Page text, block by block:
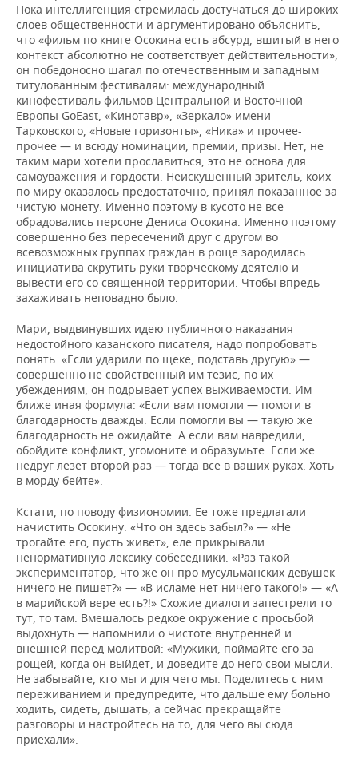
Пока интеллигенция стремилась достучаться до широких
слоев общественности и аргументировано объяснить,
что «фильм по книге Осокина есть абсурд, вшитый в него
контекст абсолютно не соответствует действительности»,
он победоносно шагал по отечественным и западным
титулованным фестивалям: международный
кинофестиваль фильмов Центральной и Восточной
Европы GoEast, «Кинотавр», «Зеркало» имени
Тарковского, «Новые горизонты», «Ника» и прочее-
прочее — и всюду номинации, премии, призы. Нет, не
таким мари хотели прославиться, это не основа для
самоуважения и гордости. Неискушенный зритель, коих
по миру оказалось предостаточно, принял показанное за
чистую монету. Именно поэтому в кусото не все
обрадовались персоне Дениса Осокина. Именно поэтому
совершенно без пересечений друг с другом во
всевозможных группах граждан в роще зародилась
инициатива скрутить руки творческому деятелю и
вывести его со священной территории. Чтобы впредь
захаживать неповадно было.
Мари, выдвинувших идею публичного наказания
недостойного казанского писателя, надо попробовать
понять. «Если ударили по щеке, подставь другую» —
совершенно не свойственный им тезис, по их
убеждениям, он подрывает успех выживаемости. Им
ближе иная формула: «Если вам помогли — помоги в
благодарность дважды. Если помогли вы — такую же
благодарность не ожидайте. А если вам навредили,
обойдите конфликт, угомоните и образумьте. Если же
недруг лезет второй раз — тогда все в ваших руках. Хоть
в морду бейте».
Кстати, по поводу физиономии. Ее тоже предлагали
начистить Осокину. «Что он здесь забыл?» — «Не
трогайте его, пусть живет», еле прикрывали
ненормативную лексику собеседники. «Раз такой
экспериментатор, что же он про мусульманских девушек
ничего не пишет?» — «В исламе нет ничего такого!» — «А
в марийской вере есть?!» Схожие диалоги запестрели то
тут, то там. Вмешалось редкое окружение с просьбой
выдохнуть — напомнили о чистоте внутренней и
внешней перед молитвой: «Мужики, поймайте его за
рощей, когда он выйдет, и доведите до него свои мысли.
Не забывайте, кто мы и для чего мы. Поделитесь с ним
переживанием и предупредите, что дальше ему больно
ходить, сидеть, дышать, а сейчас прекращайте
разговоры и настройтесь на то, для чего вы сюда
приехали».